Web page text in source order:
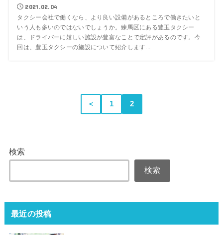
2021.02.04
タクシー会社で働くなら、より良い設備があるところで働きたいと
いう人も多いのではないでしょうか。練馬区にある豊玉タクシー
は、ドライバーに嬉しい施設が豊富なことで定評があるのです。今
回は、豊玉タクシーの施設について紹介します...
＜ 1 2
検索
検索
最近の投稿